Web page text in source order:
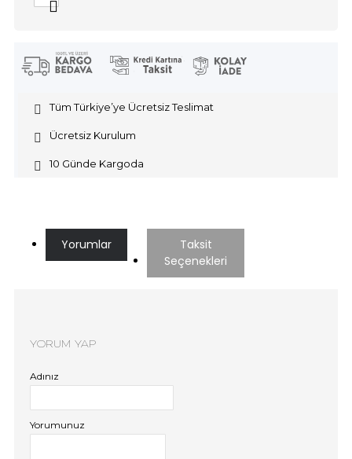
Tüm Türkiye’ye Ücretsiz Teslimat
Ücretsiz Kurulum
10 Günde Kargoda
Yorumlar
Taksit
Seçenekleri
YORUM YAP
Adınız
Yorumunuz